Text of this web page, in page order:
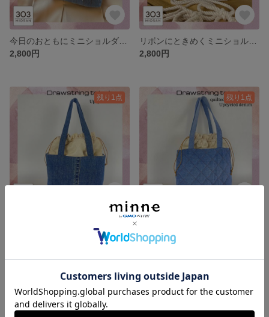
2,800円
2,800円
残り1点
どこへでも連れていきたい巾着バック/デニムリメイク 帆布 トートバッグ 巾着バック
残り1点
4,500円
残り1点